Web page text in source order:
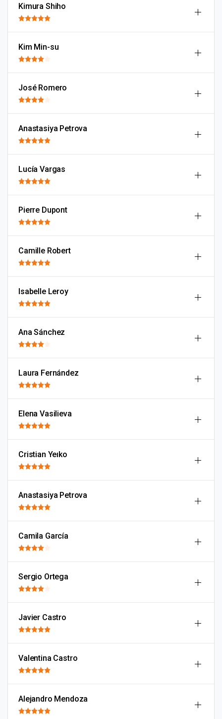
Kimura Shiho
Kim Min-su
José Romero
Anastasiya Petrova
Lucía Vargas
Pierre Dupont
Camille Robert
Isabelle Leroy
Ana Sánchez
Laura Fernández
Elena Vasilieva
Cristian Yeıko
Anastasiya Petrova
Camila García
Sergio Ortega
Javier Castro
Valentina Castro
Alejandro Mendoza